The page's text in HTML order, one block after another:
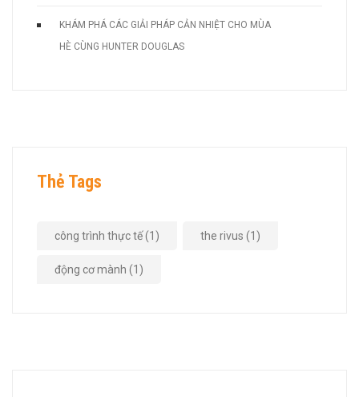
KHÁM PHÁ CÁC GIẢI PHÁP CẢN NHIỆT CHO MÙA
HÈ CÙNG HUNTER DOUGLAS
Thẻ Tags
công trình thực tế(1) the rivus (1)
động cơ mành (1)